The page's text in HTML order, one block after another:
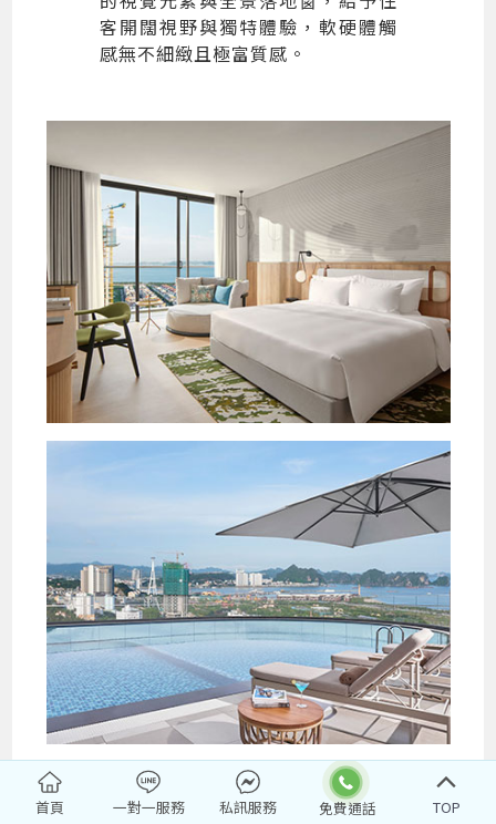
客開闊視野與獨特體驗，軟硬體觸
感無不細緻且極富質感。
首頁 一對一服務 私訊服務 TOP